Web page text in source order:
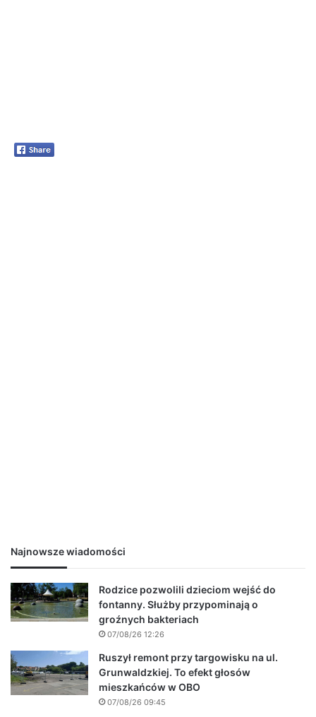
Najnowsze wiadomości
Rodzice pozwolili dzieciom wejść do
fontanny. Służby przypominają o
groźnych bakteriach
07/08/26 12:26
Ruszył remont przy targowisku na ul.
Grunwaldzkiej. To efekt głosów
mieszkańców w OBO
07/08/26 09:45